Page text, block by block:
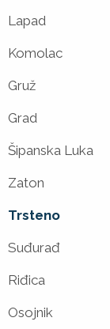
Lapad
Komolac
Gruž
Grad
Šipanska Luka
Zaton
Trsteno
Suđurađ
Riđica
Osojnik